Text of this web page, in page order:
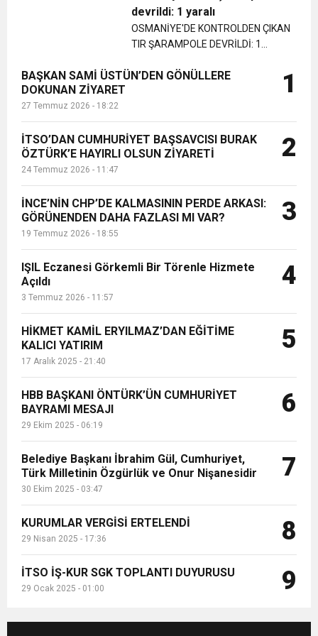
Cumhuriyet, Türk Milletinin Özgürlük
ve Onur Nişanesidir
HBB BAŞKANI ÖNTÜRK’ÜN
CUMHURİYET BAYRAMI MESAJI
17:36 KURUMLAR VERGİSİ ERTELENDİ
DUYURUSU
21:40 CEYLANDERE’DE BAŞKAN EMRAH
KARAÇAY’A SEVGİ SELİ
18:22 BAŞKAN SAMİ ÜSTÜN’DEN
çarptıktan sonra konteyner iş yerine
gir...
devrildi: 1 yaralı
OSMANİYE'DE KONTROLDEN ÇIKAN
TIR ŞARAMPOLE DEVRİLDİ: 1
BAŞKAN SAMİ ÜSTÜN’DEN GÖNÜLLERE
DOKUNAN ZİYARET
27 Temmuz 2026 - 18:22
1
İTSO’DAN CUMHURİYET BAŞSAVCISI BURAK
ÖZTÜRK’E HAYIRLI OLSUN ZİYARETİ
24 Temmuz 2026 - 11:47
2
İNCE’NİN CHP’DE KALMASININ PERDE ARKASI:
GÖRÜNENDEN DAHA FAZLASI MI VAR?
19 Temmuz 2026 - 18:55
3
IŞIL Eczanesi Görkemli Bir Törenle Hizmete
Açıldı
3 Temmuz 2026 - 11:57
4
HİKMET KAMİL ERYILMAZ’DAN EĞİTİME
KALICI YATIRIM
17 Aralık 2025 - 21:40
5
HBB BAŞKANI ÖNTÜRK’ÜN CUMHURİYET
BAYRAMI MESAJI
29 Ekim 2025 - 06:19
6
Belediye Başkanı İbrahim Gül, Cumhuriyet,
Türk Milletinin Özgürlük ve Onur Nişanesidir
30 Ekim 2025 - 03:47
7
KURUMLAR VERGİSİ ERTELENDİ
29 Nisan 2025 - 17:36 8
İTSO İŞ-KUR SGK TOPLANTI DUYURUSU
29 Ocak 2025 - 01:00 9